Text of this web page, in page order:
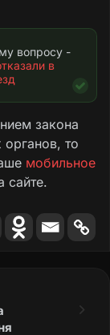
в
закона
органов, то
мобильное
сайте.